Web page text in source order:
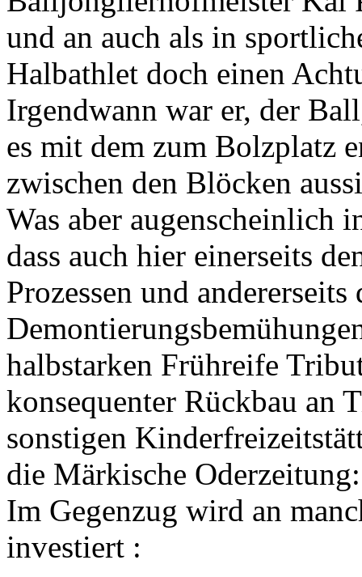
und an auch als in
Halbathlet doch einen
Irgendwann war er, der
es mit dem zum Bolzplatz
zwischen den Blöcken
Was aber augenscheinlich
dass auch hier einerseits
Prozessen und
halbstarken Frühreife
konsequenter Rückbau an
sonstigen
die Märkische
Im Gegenzug wird an
investiert :